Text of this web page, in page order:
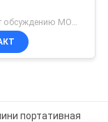
портативная